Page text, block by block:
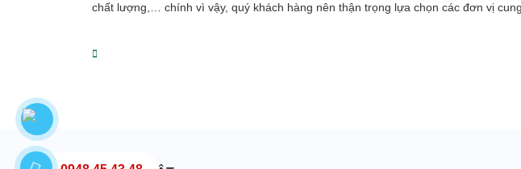
chất lượng,… chính vì vậy, quý khách hàng nên thận trọng lựa chọn các đơn vị